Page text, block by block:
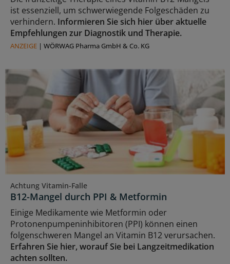
ist essenziell, um schwerwiegende Folgeschäden zu
verhindern. Informieren Sie sich hier über aktuelle
Empfehlungen zur Diagnostik und Therapie.
ANZEIGE | WÖRWAG Pharma GmbH & Co. KG
Achtung Vitamin-Falle
B12-Mangel durch PPI & Metformin
Einige Medikamente wie Metformin oder
Protonenpumpeninhibitoren (PPI) können einen
folgenschweren Mangel an Vitamin B12 verursachen.
Erfahren Sie hier, worauf Sie bei Langzeitmedikation
achten sollten.